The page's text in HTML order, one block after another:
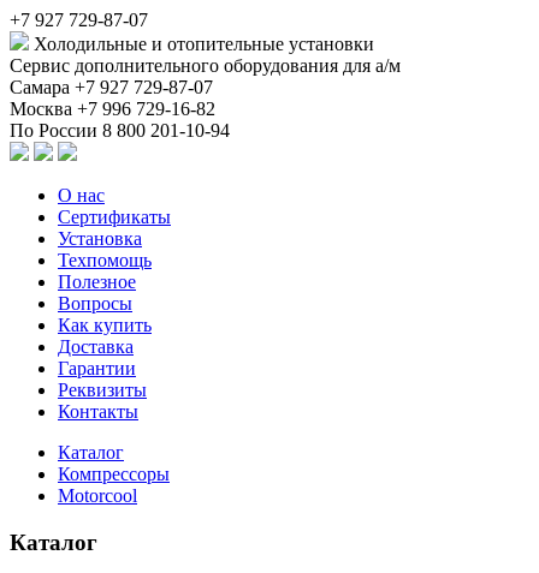
+7 927 729-87-07
Холодильные и отопительные установки
Сервис дополнительного оборудования для а/м
Самара +7 927 729-87-07
Москва +7 996 729-16-82
По России 8 800 201-10-94
О нас
Сертификаты
Установка
Техпомощь
Полезное
Вопросы
Как купить
Доставка
Гарантии
Реквизиты
Контакты
Каталог
Компрессоры
Motorcool
Каталог